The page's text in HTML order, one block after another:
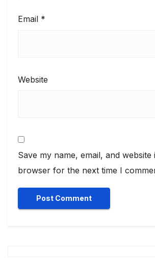
Email *
Website
Save my name, email, and website
browser for the next time I